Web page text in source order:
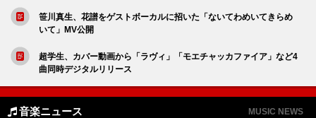
笹川真生、花譜をゲストボーカルに招いた「ないてわめいてきらめ
いて」MV公開
超学生、カバー動画から「ラヴィ」「モエチャッカファイア」など4
曲同時デジタルリリース
音楽ニュース MUSIC NEWS